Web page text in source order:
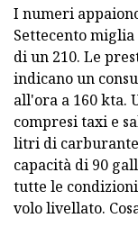
I numeri
Settecento
di un 210. Le
indicano un
all'ora a 160 kta.
compresi taxi e
litri di
capacità di 90
tutte le
volo livellato.